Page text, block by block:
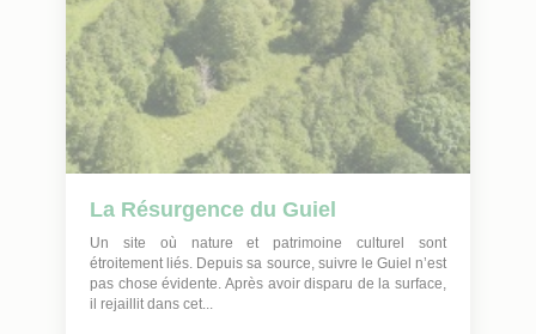
La Résurgence du Guiel
Un site où nature et patrimoine culturel sont
étroitement liés. Depuis sa source, suivre le Guiel n’est
pas chose évidente. Après avoir disparu de la surface,
il rejaillit dans cet...